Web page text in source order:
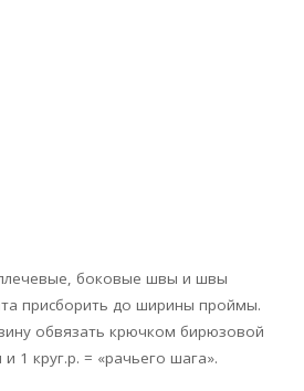
боковые швы и швы
присборить до ширины проймы.
обвязать крючком бирюзовой
1 круг.р. = «рачьего шага».